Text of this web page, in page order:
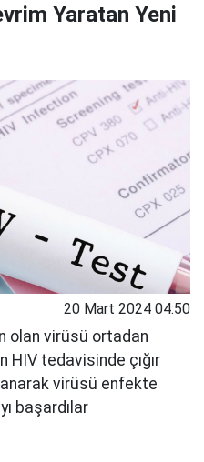
Yaratan Yeni
20 Mart 2024 04:50
olan virüsü ortadan
HIV tedavisinde çığır
virüsü enfekte
başardılar